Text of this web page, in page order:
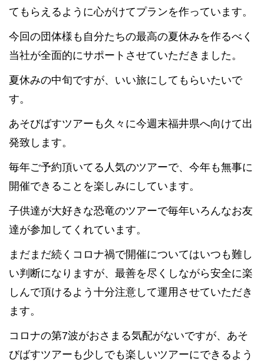
てもらえるように心がけてプランを作っています。
今回の団体様も自分たちの最高の夏休みを作るべく
当社が全面的にサポートさせていただきました。
夏休みの中旬ですが、いい旅にしてもらいたいで
す。
あそびばすツアーも久々に今週末福井県へ向けて出
発致します。
毎年ご予約頂いてる人気のツアーで、今年も無事に
開催できることを楽しみにしています。
子供達が大好きな恐竜のツアーで毎年いろんなお友
達が参加してくれています。
まだまだ続くコロナ禍で開催についてはいつも難し
い判断になりますが、最善を尽くしながら安全に楽
しんで頂けるよう十分注意して運用させていただき
ます。
コロナの第7波がおさまる気配がないですが、あそ
びばすツアーも少しでも楽しいツアーにできるよう